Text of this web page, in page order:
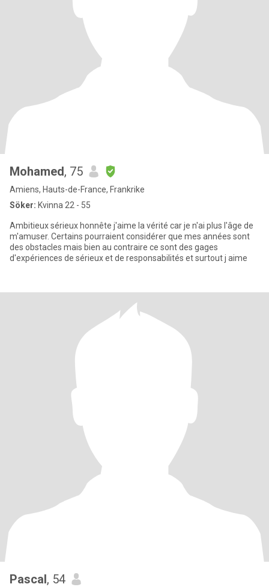
Mohamed, 75
Amiens, Hauts-de-France, Frankrike
Söker: Kvinna 22 - 55
Ambitieux sérieux honnête j'aime la vérité car je n'ai plus l'âge de
m'amuser. Certains pourraient considérer que mes années sont
des obstacles mais bien au contraire ce sont des gages
d'expériences de sérieux et de responsabilités et surtout j aime
Pascal, 54